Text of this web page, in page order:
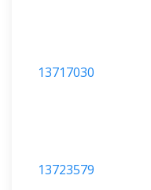
13717030
13723579